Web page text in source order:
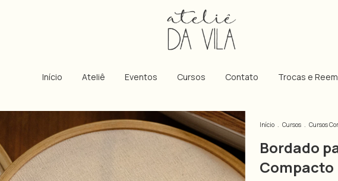
Início Ateliê Eventos Cursos Contato Trocas e
Início . Cursos . Cursos
Bordado
Compacto